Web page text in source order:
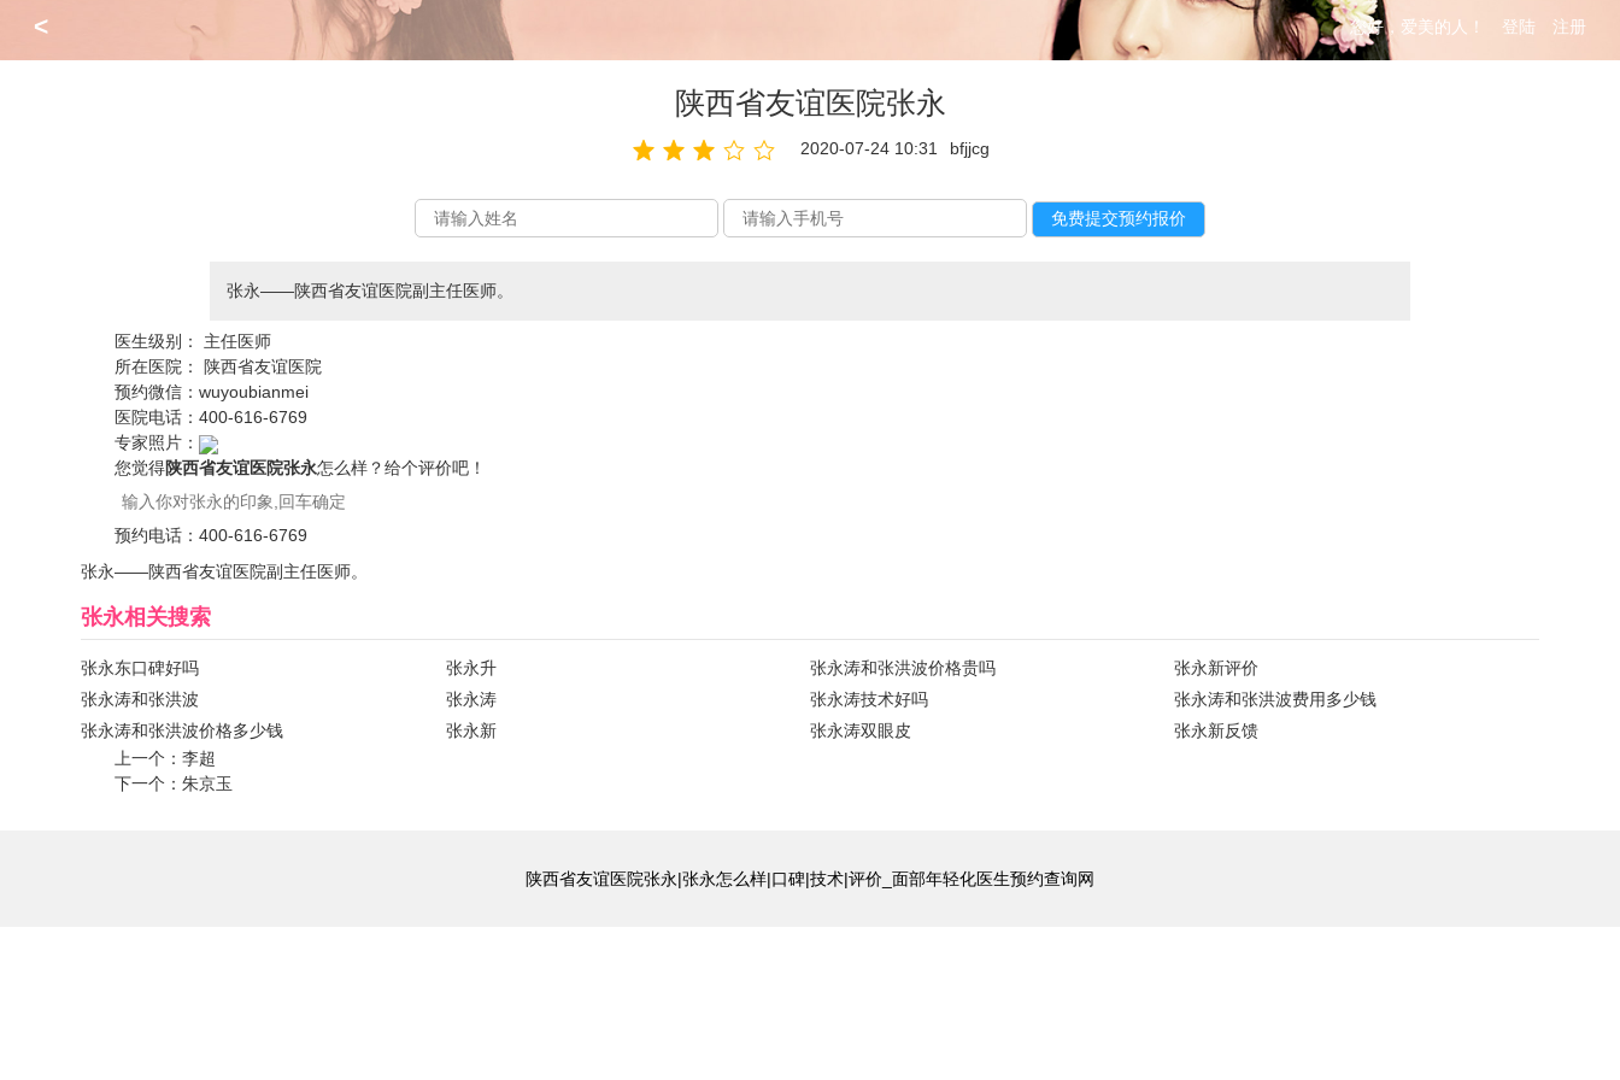
< 您好，爱美的人！ 登陆 注册
陕西省友谊医院张永
2020-07-24 10:31 bfjjcg
张永——陕西省友谊医院副主任医师。
医生级别：
主任医师
所在医院：
陕西省友谊医院
预约微信：wuyoubianmei
医院电话：400-616-6769
专家照片：
您觉得陕西省友谊医院张永怎么样？给个评价吧！
预约电话：400-616-6769
张永——陕西省友谊医院副主任医师。
张永相关搜索
张永东口碑好吗 张永升 张永涛和张洪波价格贵吗
张永新评价
张永涛和张洪波
张永涛 张永涛技术好吗
张永涛和张洪波费用多少钱
张永涛和张洪波价格多少钱
张永新 张永涛双眼皮
张永新反馈
上一个：李超
下一个：朱京玉
陕西省友谊医院张永|张永怎么样|口碑|技术|评价_面部年轻化医生预约查询网